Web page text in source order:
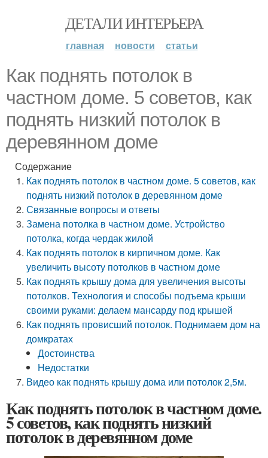
ДЕТАЛИ ИНТЕРЬЕРА
главная новости статьи
Как поднять потолок в
частном доме. 5 советов, как
поднять низкий потолок в
деревянном доме
Содержание
Как поднять потолок в частном доме. 5 советов, как
поднять низкий потолок в деревянном доме
Связанные вопросы и ответы
Замена потолка в частном доме. Устройство
потолка, когда чердак жилой
Как поднять потолок в кирпичном доме. Как
увеличить высоту потолков в частном доме
Как поднять крышу дома для увеличения высоты
потолков. Технология и способы подъема крыши
своими руками: делаем мансарду под крышей
Как поднять провисший потолок. Поднимаем дом на
домкратах
Достоинства
Недостатки
Видео как поднять крышу дома или потолок 2,5м.
Как поднять потолок в частном доме.
5 советов, как поднять низкий
потолок в деревянном доме